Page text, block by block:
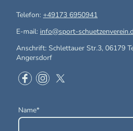
Telefon: +49173 6950941
E-mail: info@sport-
Anschrift: Schlettauer Str.3, 06179
Angersdorf
Name*